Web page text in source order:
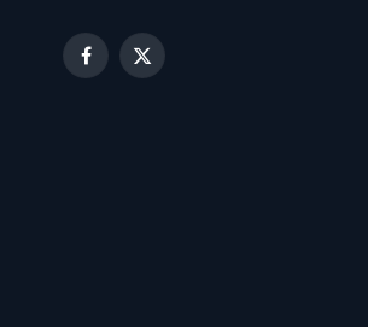
Facebook
X